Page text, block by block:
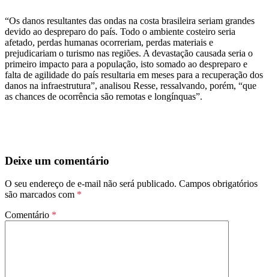
“Os danos resultantes das ondas na costa brasileira seriam grandes
devido ao despreparo do país. Todo o ambiente costeiro seria
afetado, perdas humanas ocorreriam, perdas materiais e
prejudicariam o turismo nas regiões. A devastação causada seria o
primeiro impacto para a população, isto somado ao despreparo e
falta de agilidade do país resultaria em meses para a recuperação dos
danos na infraestrutura”, analisou Resse, ressalvando, porém, “que
as chances de ocorrência são remotas e longínquas”.
Deixe um comentário
O seu endereço de e-mail não será publicado. Campos obrigatórios
são marcados com *
Comentário *